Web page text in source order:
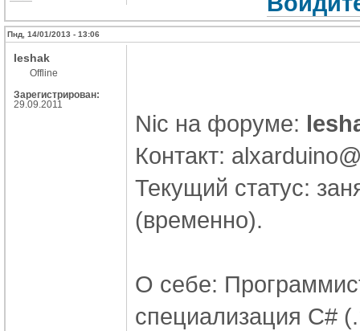
Пнд, 14/01/2013 - 13:06
leshak
Offline
Зарегистрирован:
29.09.2011
Nic на форуме:
Контакт:
Текущий статус:
(временно).
О себе:
специализация C#